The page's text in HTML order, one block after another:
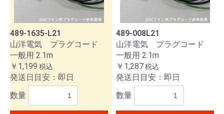
489-1635-L21
山洋電気 プラグコード
一般用 2.1m
￥1,199 税込
発送日目安：即日
数量
489-008L21
山洋電気 プラグコード
一般用 2.1m
￥1,287税込
発送日目安：即日
数量